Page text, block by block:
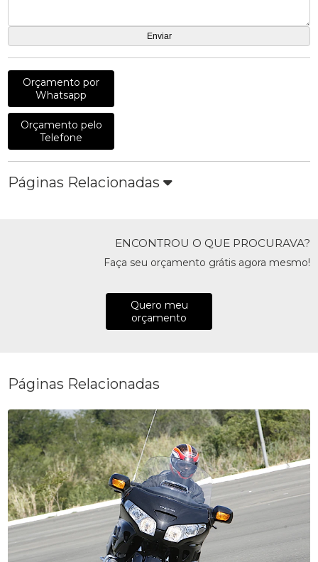
Orçamento por
Whatsapp
Orçamento pelo
Telefone
Páginas Relacionadas
ENCONTROU O QUE PROCURAVA?
Faça seu orçamento grátis agora mesmo!
Quero meu
orçamento
Páginas Relacionadas